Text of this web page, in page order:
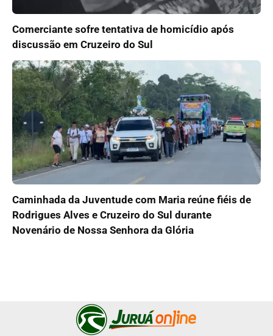
Comerciante sofre tentativa de homicídio após
discussão em Cruzeiro do Sul
Caminhada da Juventude com Maria reúne fiéis de
Rodrigues Alves e Cruzeiro do Sul durante
Novenário de Nossa Senhora da Glória